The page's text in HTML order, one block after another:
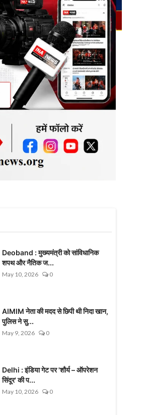
Deoband : मुख्यमंत्री को सांविधानिक
शपथ और नैतिक ज...
May 10, 2026 0
AIMIM नेता की मदद से छिपी थी निदा खान,
पुलिस ने सु...
May 9, 2026 0
Delhi : इंडिया गेट पर 'शौर्य – ऑपरेशन
सिंदूर' की प...
May 10, 2026 0